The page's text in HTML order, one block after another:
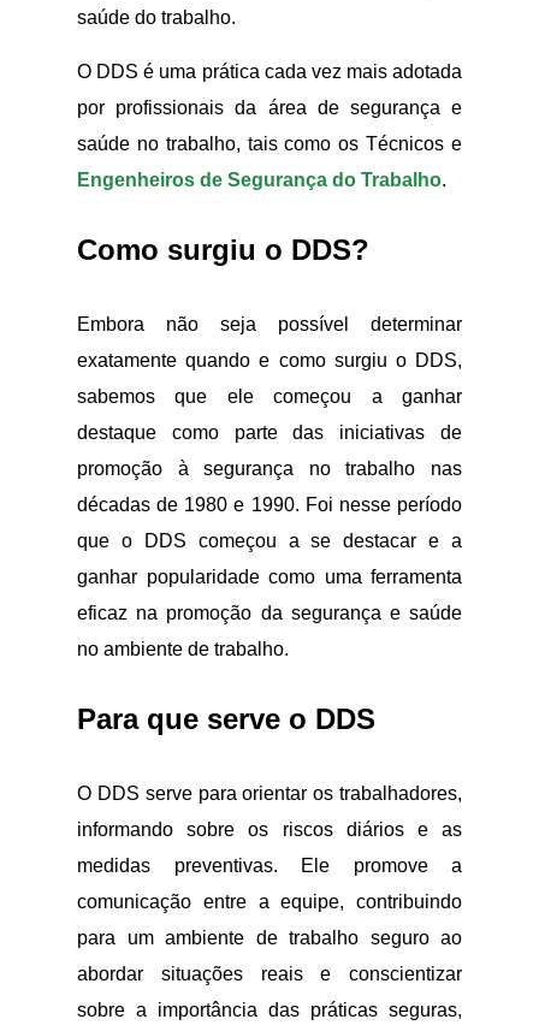
saúde do trabalho.
O DDS é uma prática cada vez mais adotada
por profissionais da área de segurança e
saúde no trabalho, tais como os Técnicos e
Engenheiros de Segurança do Trabalho.
Como surgiu o DDS?
Embora não seja possível determinar
exatamente quando e como surgiu o DDS,
sabemos que ele começou a ganhar
destaque como parte das iniciativas de
promoção à segurança no trabalho nas
décadas de 1980 e 1990. Foi nesse período
que o DDS começou a se destacar e a
ganhar popularidade como uma ferramenta
eficaz na promoção da segurança e saúde
no ambiente de trabalho.
Para que serve o DDS
O DDS serve para orientar os trabalhadores,
informando sobre os riscos diários e as
medidas preventivas. Ele promove a
comunicação entre a equipe, contribuindo
para um ambiente de trabalho seguro ao
abordar situações reais e conscientizar
sobre a importância das práticas seguras,